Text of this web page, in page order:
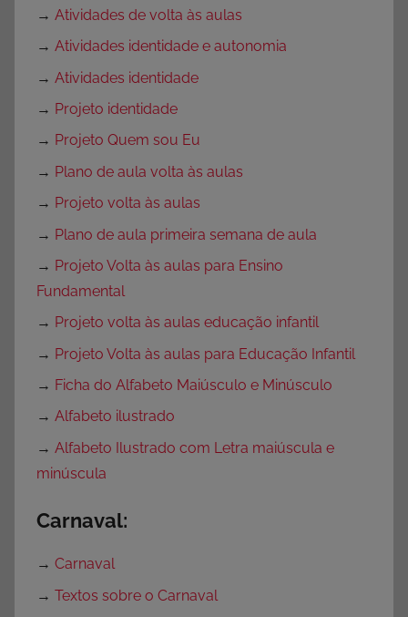
→ Atividades de volta às aulas
→ Atividades identidade e autonomia
→ Atividades identidade
→ Projeto identidade
→ Projeto Quem sou Eu
→ Plano de aula volta às aulas
→ Projeto volta às aulas
→ Plano de aula primeira semana de aula
→ Projeto Volta às aulas para Ensino
Fundamental
→ Projeto volta às aulas educação infantil
→ Projeto Volta às aulas para Educação Infantil
→ Ficha do Alfabeto Maiúsculo e Minúsculo
→ Alfabeto ilustrado
→ Alfabeto Ilustrado com Letra maiúscula e
minúscula
Carnaval:
→ Carnaval
→ Textos sobre o Carnaval